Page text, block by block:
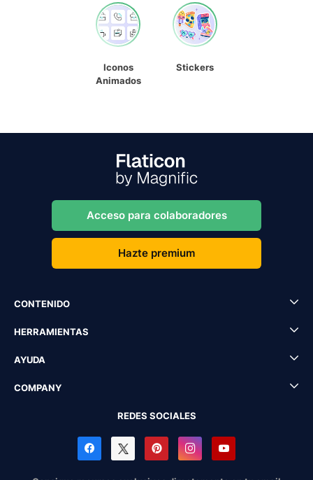
Iconos
Animados
Stickers
Acceso para colaboradores
Hazte premium
CONTENIDO
HERRAMIENTAS
AYUDA
COMPANY
REDES SOCIALES